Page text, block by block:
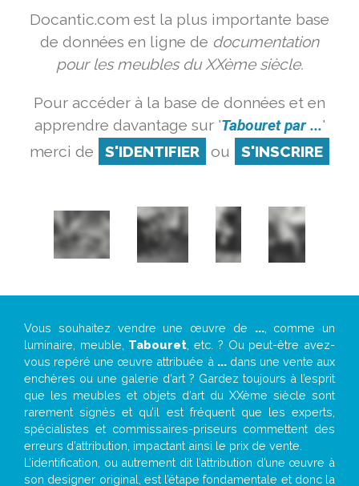
Docantic.com est la plus importante base
de données en ligne de documentation
pour les meubles du XXème siècle.
Pour accéder à la base de données et en
apprendre davantage sur 'Tabouret par ...'
merci de
S'IDENTIFIER ou S'INSCRIRE
Vous souhaitez vendre une œuvre de ..., comme un
luminaire, meuble, Tabouret , etc. ? Ou peut-être avez-
vous repéré une œuvre attribuée à ...dans une vente aux
enchères ou une galerie d’art ? Gardez toujours à l’esprit
que les meubles et objets d’art du XXème siècle sont
rarement signés et qu’il est fréquent que les experts,
spécialistes et commissaires-priseurs commettent des
erreurs d’attribution, impactant ainsi le prix de vente.
L’identification, ou autrement dit l’attribution d’une œuvre à
son designer original, est l’étape fondamentale et donc la